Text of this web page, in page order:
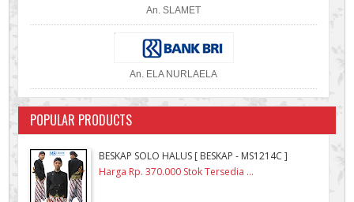
An. SLAMET
An. ELA NURLAELA
POPULAR PRODUCTS
BESKAP SOLO HALUS [ BESKAP - MS1214C ]
Harga Rp. 370.000 Stok Tersedia ...